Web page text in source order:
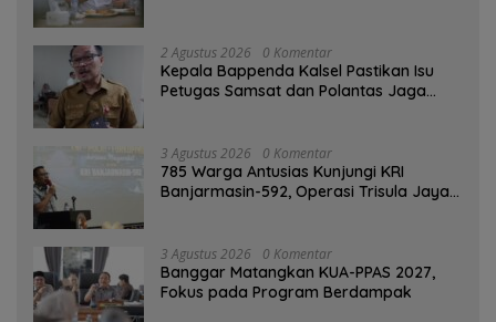
2 Agustus 2026 0 Komentar
Kepala Bappenda Kalsel Pastikan Isu
Petugas Samsat dan Polantas Jaga
3 Agustus 2026 0 Komentar
785 Warga Antusias Kunjungi KRI
Banjarmasin-592, Operasi Trisula Jaya
3 Agustus 2026 0 Komentar
‎Banggar Matangkan KUA-PPAS 2027,
Fokus pada Program Berdampak